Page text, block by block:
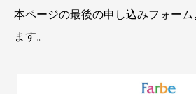
本ページの最後の申し込みフォー
ます。